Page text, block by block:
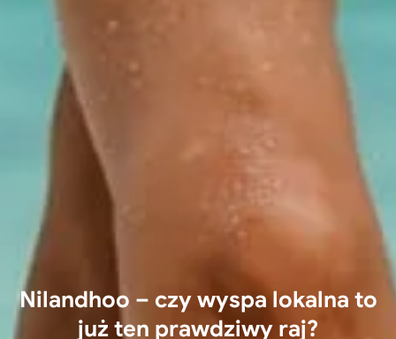
Nilandhoo – czy wyspa lokalna to
już ten prawdziwy raj?